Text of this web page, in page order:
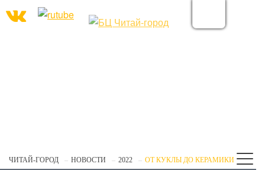
ЧИТАЙ-ГОРОД НОВОСТИ 2022 ОТ КУКЛЫ ДО КЕРАМИКИ